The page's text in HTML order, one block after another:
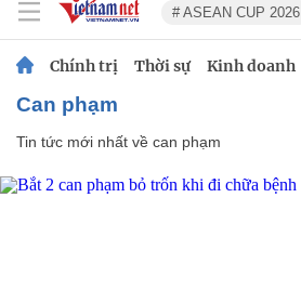
# ASEAN CUP 2026
Chính trị Thời sự Kinh doanh
can phạm
Tin tức mới nhất về can phạm